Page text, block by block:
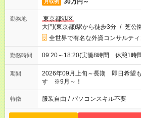
月収例 30万円～
勤務地
東京都港区
大門(東京都)駅から徒歩3分 / 芝公
全世界で有名な外資コンサルティ
勤務時間 09:20～18:20(実働8時間 休憩1時
期間
2026年09月上旬～長期 即日希望
す ※9月～！
特徴 服装自由 / パソコンスキル不要